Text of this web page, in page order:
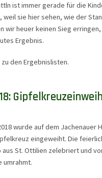
ist immer gerade für die
weil sie hier sehen, wie der
wir heuer keinen Sieg
Ergebnis.
den Ergebnislisten.
wurde auf dem Jachenauer
eingeweiht. Die
aus St. Ottilien zelebriert und
umrahmt.